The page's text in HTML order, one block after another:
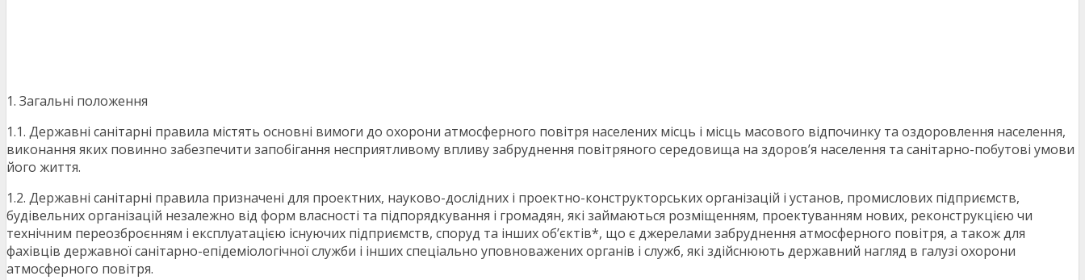
1. Загальні положення
1.1. Державні санітарні правила містять основні вимоги до охорони атмосферного повітря населених місць і місць масового відпочинку та оздоровлення населення,
виконання яких повинно забезпечити запобігання несприятливому впливу забруднення повітряного середовища на здоров’я населення та санітарно-побутові умови
його життя.
1.2. Державні санітарні правила призначені для проектних, науково-дослідних і проектно-конструкторських організацій і установ, промислових підприємств,
будівельних організацій незалежно від форм власності та підпорядкування і громадян, які займаються розміщенням, проектуванням нових, реконструкцією чи
технічним переозброєнням і експлуатацією існуючих підприємств, споруд та інших об’єктів*, що є джерелами забруднення атмосферного повітря, а також для
фахівців державної санітарно-епідеміологічної служби і інших спеціально уповноважених органів і служб, які здійснюють державний нагляд в галузі охорони
атмосферного повітря.